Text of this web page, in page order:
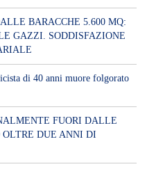
BARACCHE 5.600 MQ:
GAZZI. SODDISFAZIONE
di 40 anni muore folgorato
FUORI DALLE
DUE ANNI DI